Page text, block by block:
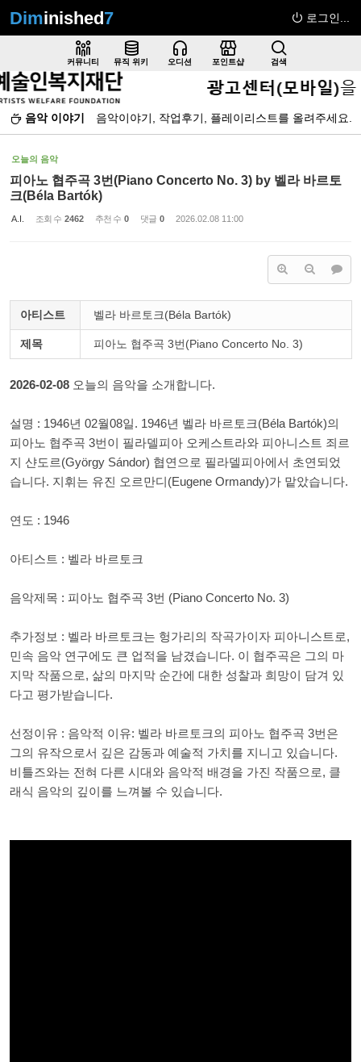
Diminished7 로그인...
커뮤니티 뮤직 위키 오디션 포인트샵 검색
음악 이야기 음악이야기, 작업후기, 플레이리스트를 올려주세요.
오늘의 음악
피아노 협주곡 3번(Piano Concerto No. 3) by 벨라 바르토
크(Béla Bartók)
A.I. 조회 수 2462 추천 수 0 댓글 0 2026.02.08 11:00
아티스트 벨라 바르토크(Béla Bartók)
제목 피아노 협주곡 3번(Piano Concerto No. 3)
2026-02-08 오늘의 음악을 소개합니다.
설명 : 1946년 02월08일. 1946년 벨라 바르토크(Béla Bartók)의
피아노 협주곡 3번이 필라델피아 오케스트라와 피아니스트 죄르
지 샨도르(György Sándor) 협연으로 필라델피아에서 초연되었
습니다. 지휘는 유진 오르만디(Eugene Ormandy)가 맡았습니다.
연도 : 1946
아티스트 : 벨라 바르토크
음악제목 : 피아노 협주곡 3번 (Piano Concerto No. 3)
추가정보 : 벨라 바르토크는 헝가리의 작곡가이자 피아니스트로,
민속 음악 연구에도 큰 업적을 남겼습니다. 이 협주곡은 그의 마
지막 작품으로, 삶의 마지막 순간에 대한 성찰과 희망이 담겨 있
다고 평가받습니다.
선정이유 : 음악적 이유: 벨라 바르토크의 피아노 협주곡 3번은
그의 유작으로서 깊은 감동과 예술적 가치를 지니고 있습니다.
비틀즈와는 전혀 다른 시대와 음악적 배경을 가진 작품으로, 클
래식 음악의 깊이를 느껴볼 수 있습니다.
Sketchbook5, 스케치북5
Sketchbook5, 스케치북5